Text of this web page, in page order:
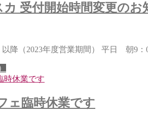
受付開始時間変更のお
以降（2023年度営業期間） 平日 朝9：
ェ臨時休業です